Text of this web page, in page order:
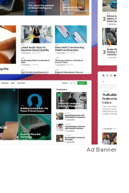
Ad Banner